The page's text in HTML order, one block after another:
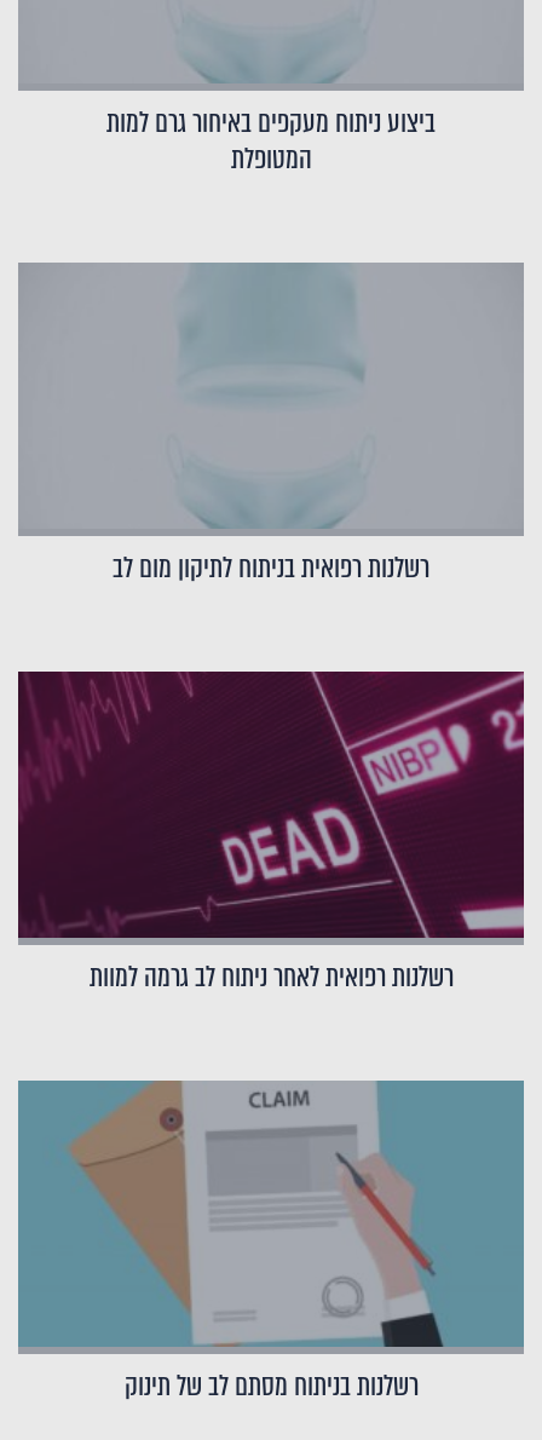
ביצוע ניתוח מעקפים באיחור גרם למות
המטופלת
רשלנות רפואית בניתוח לתיקון מום לב
רשלנות רפואית לאחר ניתוח לב גרמה למוות
רשלנות בניתוח מסתם לב של תינוק